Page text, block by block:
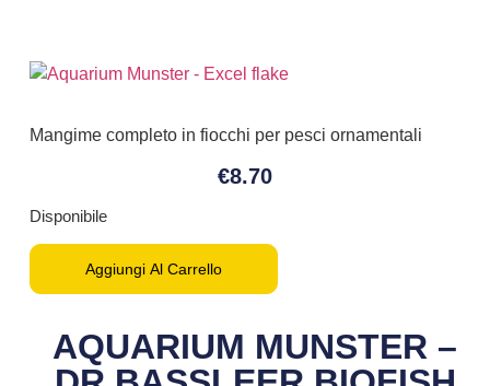
Mangime completo in fiocchi per pesci ornamentali
€8.70
Disponibile
Aggiungi Al Carrello
AQUARIUM MUNSTER –